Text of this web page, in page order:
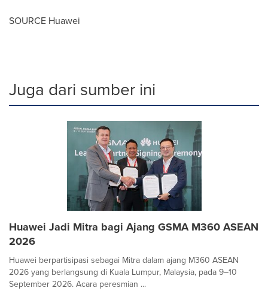
SOURCE Huawei
Juga dari sumber ini
Huawei Jadi Mitra bagi Ajang GSMA M360 ASEAN
2026
Huawei berpartisipasi sebagai Mitra dalam ajang M360 ASEAN
2026 yang berlangsung di Kuala Lumpur, Malaysia, pada 9–10
September 2026. Acara peresmian ...